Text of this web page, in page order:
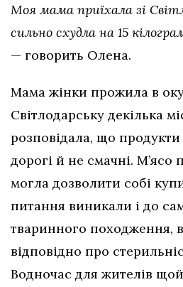
Моя мама приїхала зі
сильно схудла на 15
— говорить Олена.
Мама жінки прожила в
Світлодарську декілька
розповідала, що продукти
дорогі й не смачні. М’ясо
могла дозволити собі
питання виникали і до
тваринного походження,
відповідно про
Водночас для жителів